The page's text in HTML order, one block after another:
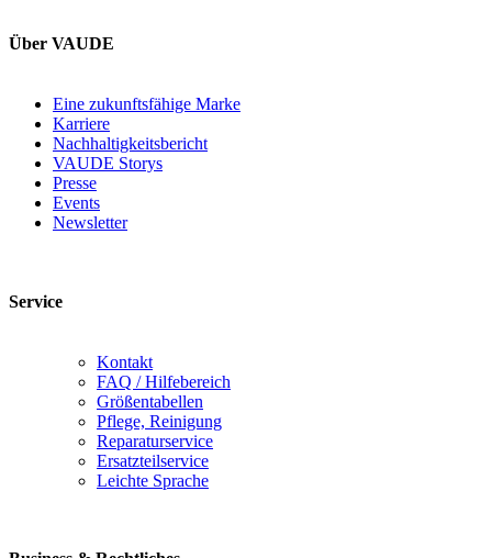
Über VAUDE
Eine zukunftsfähige Marke
Karriere
Nachhaltigkeitsbericht
VAUDE Storys
Presse
Events
Newsletter
Service
Kontakt
FAQ / Hilfebereich
Größentabellen
Pflege, Reinigung
Reparaturservice
Ersatzteilservice
Leichte Sprache